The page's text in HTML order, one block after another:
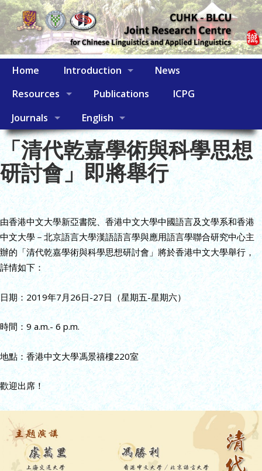
Home Introduction
News
Resources
Publications
ICPG
Journals
English
「清代乾嘉學術與科學思想
研討會」即將舉行
由香港中文大學新亞書院、香港中文大學中國語言及文學系和香港
中文大學－北京語言大學漢語語言學與應用語言學聯合研究中心主
辦的「清代乾嘉學術與科學思想研討會」將於香港中文大學舉行，
詳情如下：
日期：2019年7月26日-27日（星期五-星期六）
時間：9 a.m.- 6 p.m.
地點：香港中文大學馮景禧樓220室
歡迎出席！